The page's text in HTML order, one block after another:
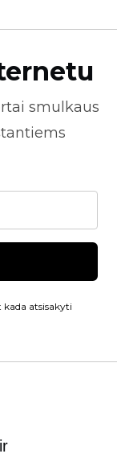
smulkaus
atsisakyti